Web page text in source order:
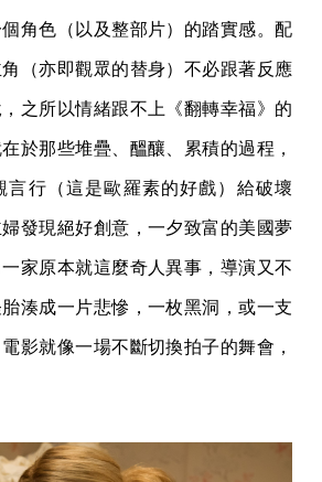
角色（以及整部片）的踏實感。配
（亦即觀眾的替身）不必跟著反應
之所以情緒跟不上《翻轉幸福》的
於那些堆疊、醞釀、累積的過程，
言行（這是歐羅素的好戲）給破壞
發現絕好創意，一夕致富的美國夢
家原本就這麼奇人異事，導演又不
湊成一片悲慘，一枚黑洞，或一支
影就像一場不斷切換拍子的舞會，